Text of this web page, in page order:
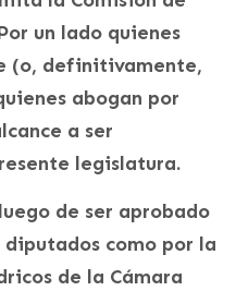
un lado quienes
(o, definitivamente,
abogan por
a ser
legislatura.
de ser aprobado
como por la
de la Cámara